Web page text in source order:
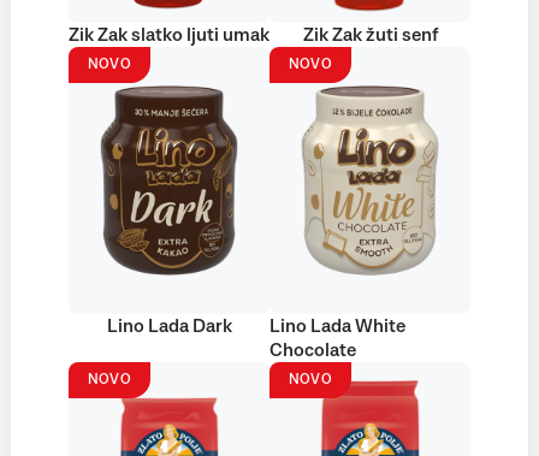
Zik Zak slatko ljuti umak Zik Zak žuti senf
NOVO
Lino Lada Dark
NOVO
Lino Lada White
Chocolate
NOVO NOVO